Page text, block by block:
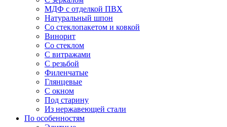
МДФ с отделкой ПВХ
Натуральный шпон
Со стеклопакетом и ковкой
Винорит
Со стеклом
С витражами
С резьбой
Филенчатые
Глянцевые
С окном
Под старину
Из нержавеющей стали
По особенностям